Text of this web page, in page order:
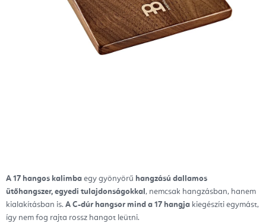
A 17 hangos kalimba egy gyönyörű hangzású dallamos
ütőhangszer, egyedi tulajdonságokkal , nemcsak hangzásban, hanem
kialakításban is. A C-dúr hangsor mind a 17 hangja kiegészíti egymást,
így nem fog rajta rossz hangot leütni.